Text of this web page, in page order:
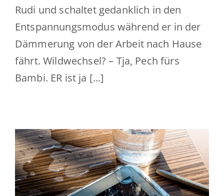
Rudi und schaltet gedanklich in den
Entspannungsmodus während er in der
Dämmerung von der Arbeit nach Hause
fährt. Wildwechsel? – Tja, Pech fürs
Bambi. ER ist ja [...]